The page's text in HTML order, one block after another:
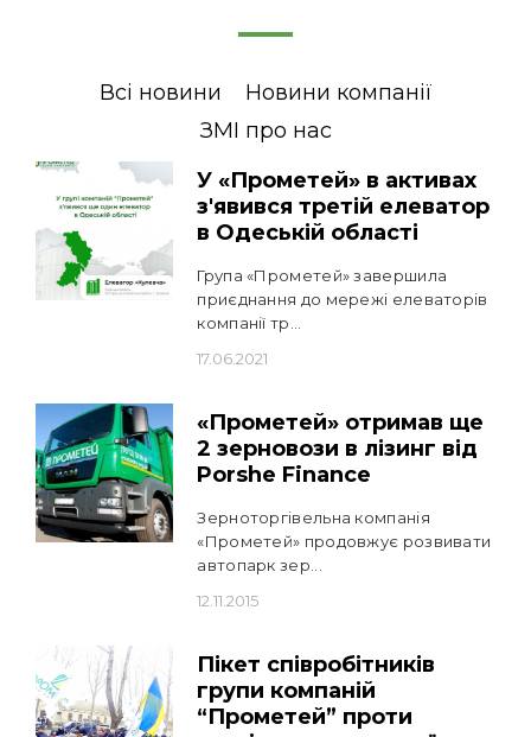
Всі новини
Новини компанії
ЗМІ про нас
У «Прометей» в активах
з'явився третій елеватор
в Одеській області
Група «Прометей» завершила
приєднання до мережі елеваторів
компанії тр...
17.06.2021
«Прометей» отримав ще
2 зерновози в лізинг від
Porshe Finance
​Зерноторгівельна компанія
«Прометей» продовжує розвивати
автопарк зер...
12.11.2015
Пікет співробітників
групи компаній
“Прометей” проти